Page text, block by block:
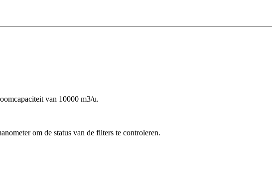
van 10000 m3/u.
om de status van de filters te controleren.